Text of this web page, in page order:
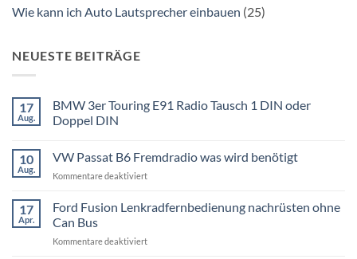
Wie kann ich Auto Lautsprecher einbauen (25)
NEUESTE BEITRÄGE
17
Aug.
BMW 3er Touring E91 Radio Tausch 1 DIN oder
Doppel DIN
zu
3er
Radio
Tausch
1
DIN
10
Aug.
VW Passat B6 Fremdradio was wird benötigt
Kommentare deaktiviertfür
Passat
B6
was
17
Apr.
Ford Fusion Lenkradfernbedienung nachrüsten ohne
Can Bus
Kommentare deaktiviertfür